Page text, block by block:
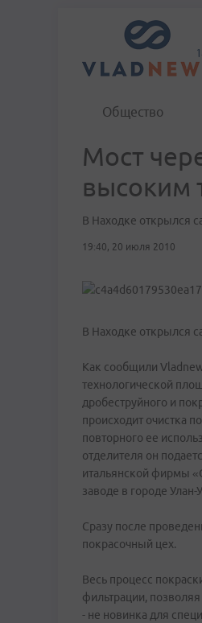
Общество
Мост
высоким
В Находке открылся
19:40, 20 июля 2010
В Находке открылся
Как сообщили
технологической
дробеструйного и
происходит очистка
повторного ее
отделителя он
итальянской фирмы
заводе в городе
Сразу после
покрасочный цех.
Весь процесс
фильтрации,
- не новинка для